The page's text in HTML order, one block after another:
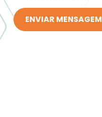
ENVIAR MENSAGEM